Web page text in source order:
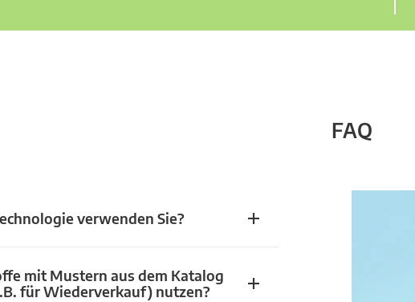
FAQ
verwenden Sie?
mit Mustern aus dem Katalog
für Wiederverkauf) nutzen?